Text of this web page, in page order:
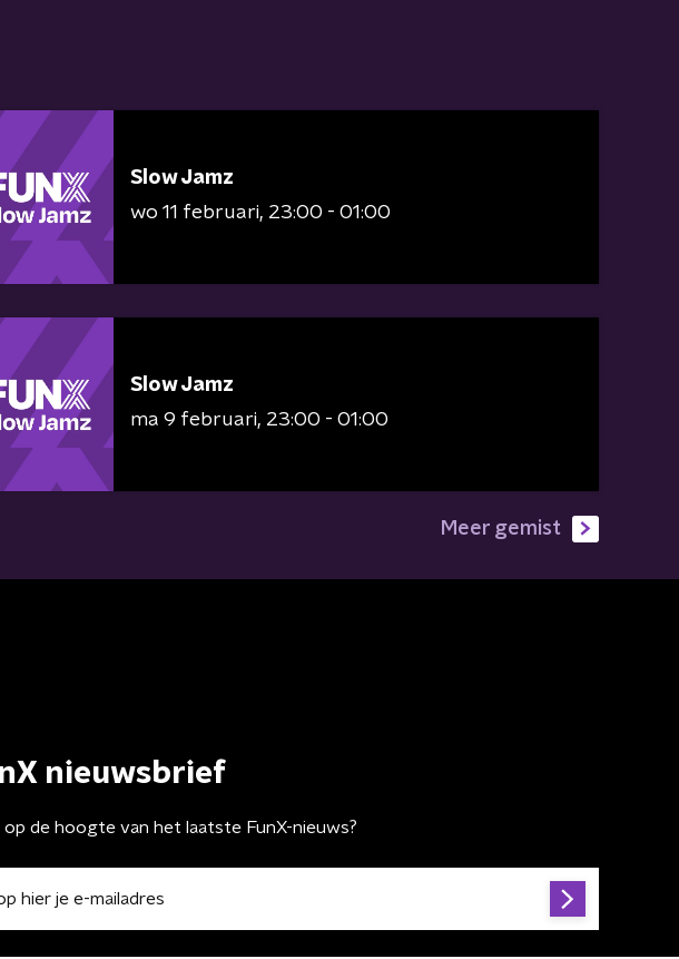
Slow Jamz
wo 11 februari 23:00 - 01:00
Slow Jamz
ma 9 februari 23:00 - 01:00
Meer gemist
nieuwsbrief
op de hoogte van het laatste FunX-nieuws?